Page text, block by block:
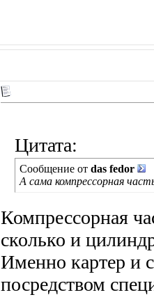
Цитата:
Сообщение от das fedor
А сама компрессорная
Компрессорная
сколько и
Именно картер и
посредством